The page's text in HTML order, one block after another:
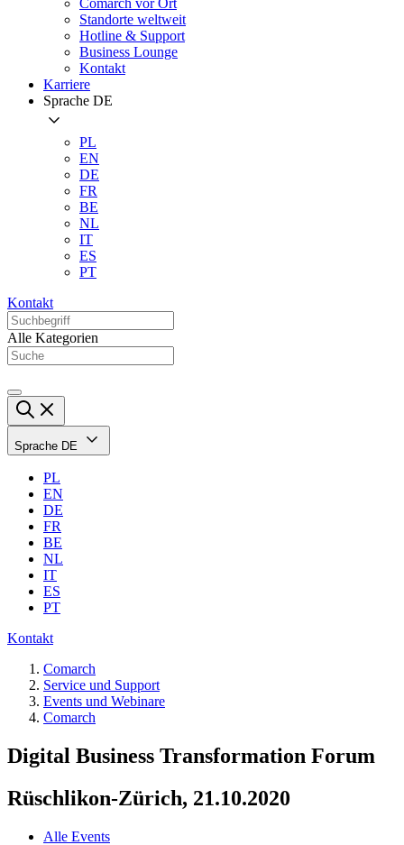
Comarch vor Ort
Standorte weltweit
Hotline & Support
Business Lounge
Kontakt
Karriere
Sprache DE
PL
EN
DE
FR
BE
NL
IT
ES
PT
Kontakt
Alle Kategorien
Sprache DE
PL
EN
DE
FR
BE
NL
IT
ES
PT
Kontakt
Comarch
Service und Support
Events und Webinare
Comarch
Digital Business Transformation Forum
Rüschlikon-Zürich, 21.10.2020
Alle Events